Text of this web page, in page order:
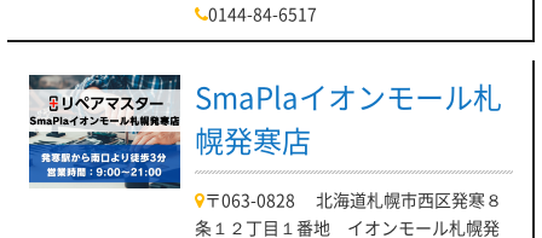
0144-84-6517
SmaPlaイオンモール札
幌発寒店
〒063-0828 北海道札幌市西区発寒８
条１２丁目１番地 イオンモール札幌発